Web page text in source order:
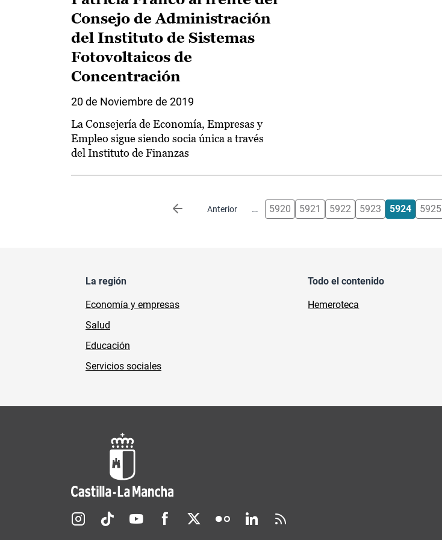
Consejo de Administración
del Instituto de Sistemas
Fotovoltaicos de
Concentración
20 de Noviembre de 2019
La Consejería de Economía, Empresas y
Empleo sigue siendo socia única a través
del Instituto de Finanzas
Anterior
Página anterior … 5920 5921 5922 5923 5924 5925
La región
Economía y empresas
Salud
Educación
Servicios sociales
Todo el contenido
Hemeroteca
Redes sociales JCCM